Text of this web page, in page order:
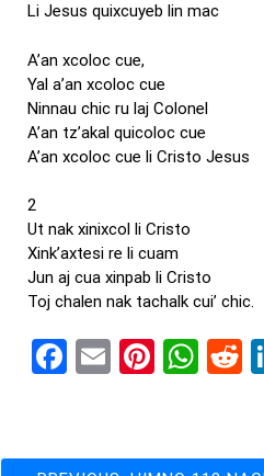
Li Jesus quixcuyeb lin mac
A’an xcoloc cue,
Yal a’an xcoloc cue
Ninnau chic ru laj Colonel
A’an tz’akal quicoloc cue
A’an xcoloc cue li Cristo Jesus
2
Ut nak xinixcol li Cristo
Xink’axtesi re li cuam
Jun aj cua xinpab li Cristo
Toj chalen nak tachalk cui’ chic.
Facebook
Email